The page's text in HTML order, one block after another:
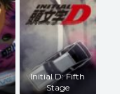
Initial D: Fifth
Stage